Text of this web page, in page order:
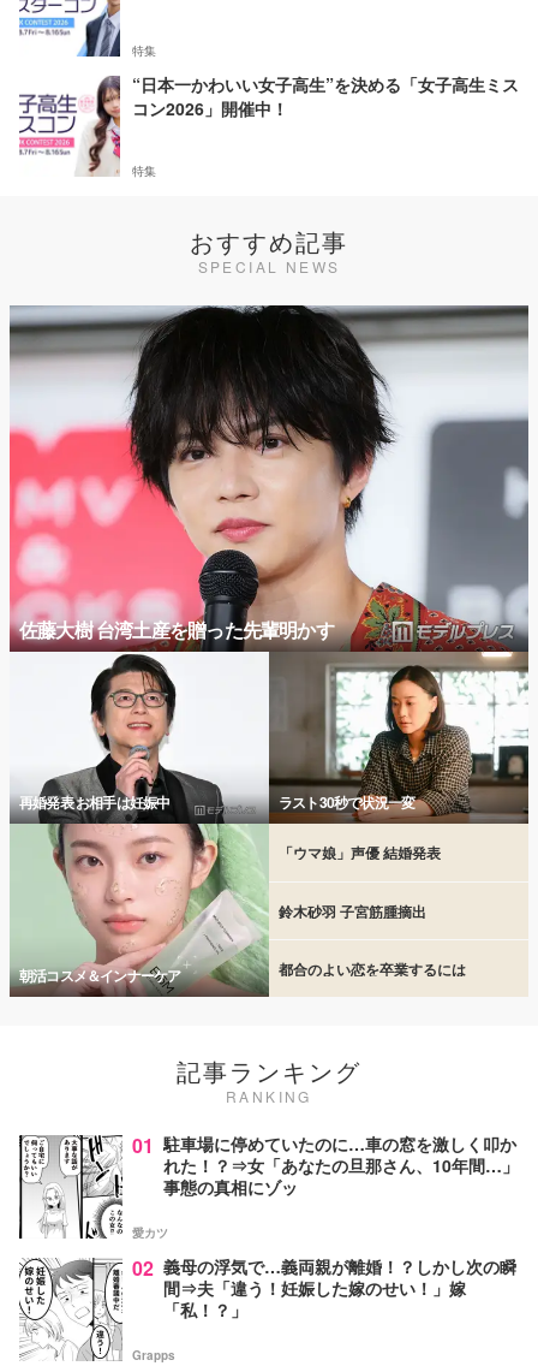
特集
“日本一かわいい女子高生”を決める「女子高生ミス
コン2026」開催中！
特集
おすすめ記事
SPECIAL NEWS
佐藤大樹 台湾土産を贈った先輩明かす
再婚発表 お相手は妊娠中 ラスト30秒で状況一変
朝活コスメ＆インナーケア
「ウマ娘」声優 結婚発表
鈴木砂羽 子宮筋腫摘出
都合のよい恋を卒業するには
記事ランキング
RANKING
01 駐車場に停めていたのに…車の窓を激しく叩か
れた！？⇒女「あなたの旦那さん、10年間…」
事態の真相にゾッ
愛カツ
02 義母の浮気で…義両親が離婚！？しかし次の瞬
間⇒夫「違う！妊娠した嫁のせい！」嫁
「私！？」
Grapps